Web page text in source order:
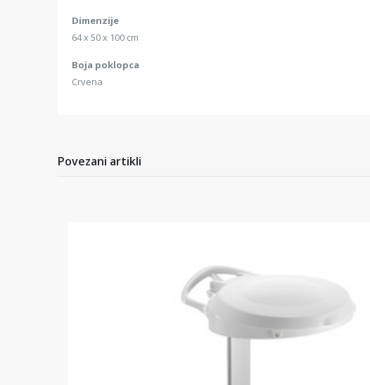
Dimenzije
64 x 50 x 100 cm
Boja poklopca
Crvena
Povezani artikli